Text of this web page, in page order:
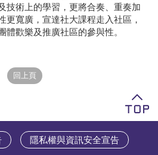
技術上的學習，更將合奏、重奏加
更寬廣，宣達社大課程走入社區，
體歡樂及推廣社區的參與性。
隱私權與資訊安全宣告